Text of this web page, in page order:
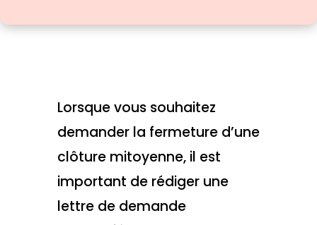
Lorsque vous souhaitez
demander la fermeture d’une
clôture mitoyenne, il est
important de rédiger une
lettre de demande